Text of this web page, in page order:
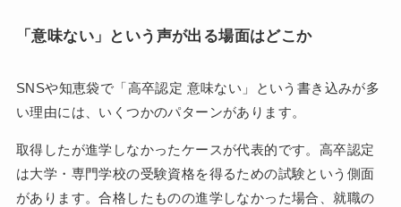
「意味ない」という声が出る場面はどこか
SNSや知恵袋で「高卒認定 意味ない」という書き込みが多
い理由には、いくつかのパターンがあります。
取得したが進学しなかったケースが代表的です。高卒認定
は大学・専門学校の受験資格を得るための試験という側面
があります。合格したものの進学しなかった場合、就職の